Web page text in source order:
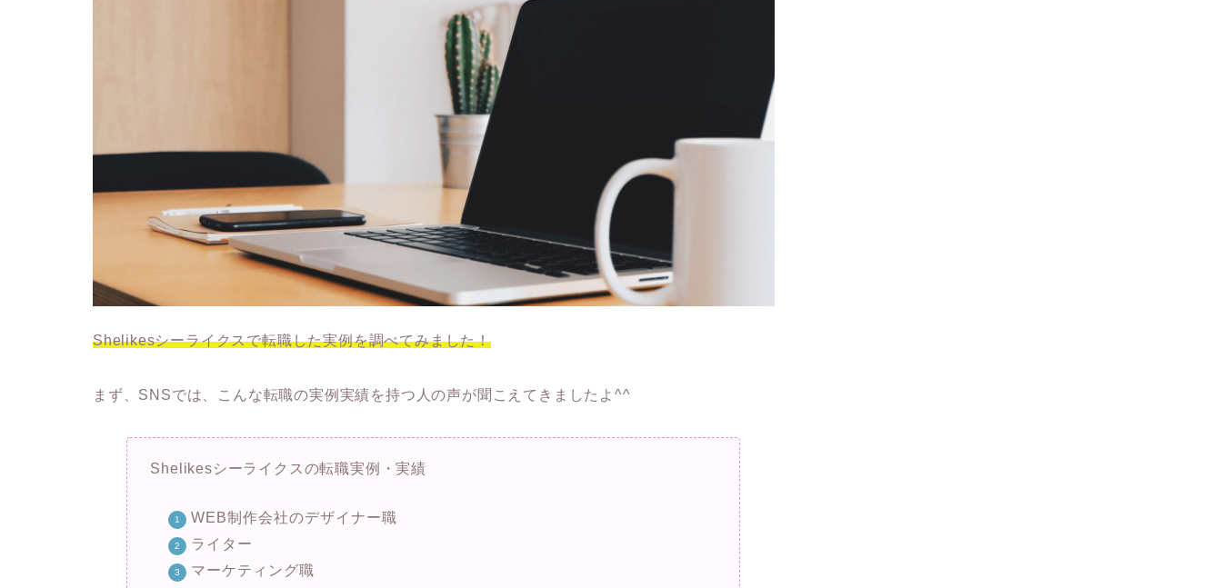
Shelikesシーライクスで転職した実例を調べてみました！
まず、SNSでは、こんな転職の実例実績を持つ人の声が聞こえてきましたよ^^
Shelikesシーライクスの転職実例・実績
WEB制作会社のデザイナー職
ライター
マーケティング職